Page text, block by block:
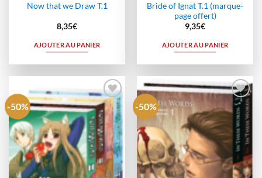
Now that we Draw T.1
8,35€
AJOUTER AU PANIER
Bride of Ignat T.1 (marque-
page offert)
9,35€
AJOUTER AU PANIER
-50%
Ajouter
à la
wishlist
-50%
Ajouter
à la
wishlist